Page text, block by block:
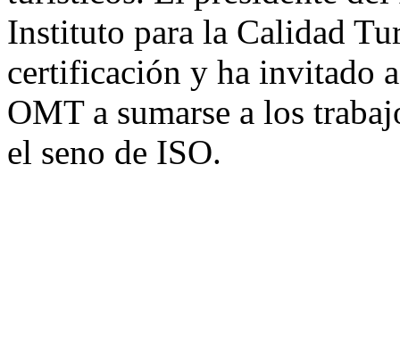
Instituto para la Calidad
certificación y ha invitado
OMT a sumarse a los
el seno de ISO.